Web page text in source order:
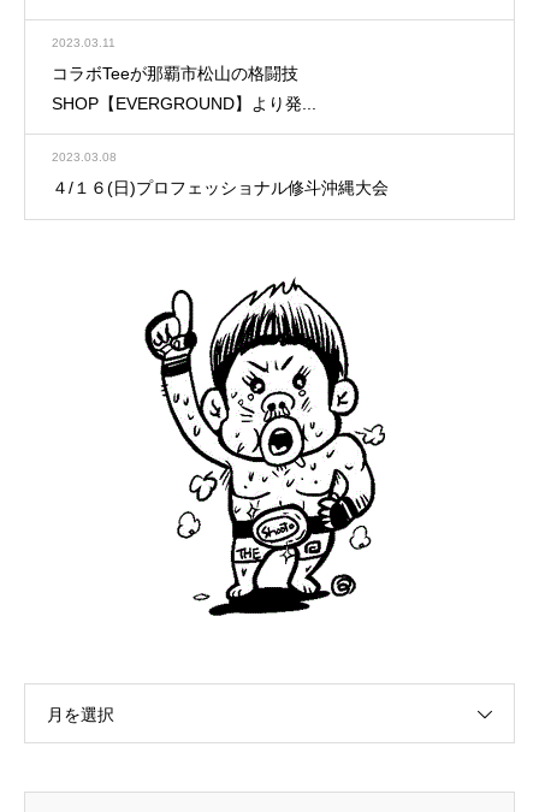
2023.03.11
コラボTeeが那覇市松山の格闘技
SHOP【EVERGROUND】より発...
2023.03.08
４/１６(日)プロフェッショナル修斗沖縄大会
月を選択